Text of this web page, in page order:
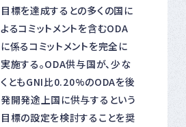
目標を達成するとの多くの国に
よるコミットメントを含むODA
に係るコミットメントを完全に
実施する。ODA供与国が、少な
くともGNI比0.20%のODAを後
発開発途上国に供与するという
目標の設定を検討することを奨